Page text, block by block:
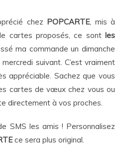
chez POPCARTE, mis à
cartes proposés, ce sont les
ma commande un dimanche
suivant. C’est vraiment
appréciable. Sachez que vous
cartes de vœux chez vous ou
directement à vos proches.
SMS les amis ! Personnalisez
ce sera plus original.